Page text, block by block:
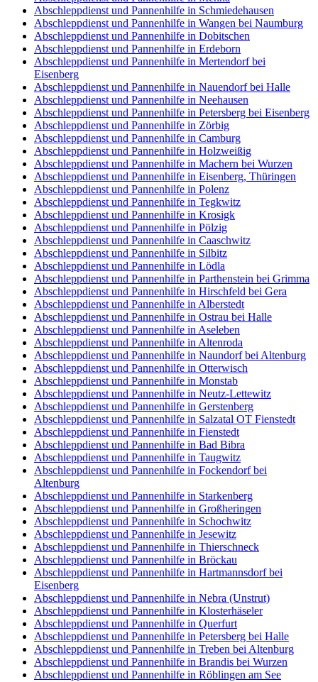
Abschleppdienst und Pannenhilfe in Schmiedehausen
Abschleppdienst und Pannenhilfe in Wangen bei Naumburg
Abschleppdienst und Pannenhilfe in Dobitschen
Abschleppdienst und Pannenhilfe in Erdeborn
Abschleppdienst und Pannenhilfe in Mertendorf bei
Eisenberg
Abschleppdienst und Pannenhilfe in Nauendorf bei Halle
Abschleppdienst und Pannenhilfe in Neehausen
Abschleppdienst und Pannenhilfe in Petersberg bei Eisenberg
Abschleppdienst und Pannenhilfe in Zörbig
Abschleppdienst und Pannenhilfe in Camburg
Abschleppdienst und Pannenhilfe in Holzweißig
Abschleppdienst und Pannenhilfe in Machern bei Wurzen
Abschleppdienst und Pannenhilfe in Eisenberg, Thüringen
Abschleppdienst und Pannenhilfe in Polenz
Abschleppdienst und Pannenhilfe in Tegkwitz
Abschleppdienst und Pannenhilfe in Krosigk
Abschleppdienst und Pannenhilfe in Pölzig
Abschleppdienst und Pannenhilfe in Caaschwitz
Abschleppdienst und Pannenhilfe in Silbitz
Abschleppdienst und Pannenhilfe in Lödla
Abschleppdienst und Pannenhilfe in Parthenstein bei Grimma
Abschleppdienst und Pannenhilfe in Hirschfeld bei Gera
Abschleppdienst und Pannenhilfe in Alberstedt
Abschleppdienst und Pannenhilfe in Ostrau bei Halle
Abschleppdienst und Pannenhilfe in Aseleben
Abschleppdienst und Pannenhilfe in Altenroda
Abschleppdienst und Pannenhilfe in Naundorf bei Altenburg
Abschleppdienst und Pannenhilfe in Otterwisch
Abschleppdienst und Pannenhilfe in Monstab
Abschleppdienst und Pannenhilfe in Neutz-Lettewitz
Abschleppdienst und Pannenhilfe in Gerstenberg
Abschleppdienst und Pannenhilfe in Salzatal OT Fienstedt
Abschleppdienst und Pannenhilfe in Fienstedt
Abschleppdienst und Pannenhilfe in Bad Bibra
Abschleppdienst und Pannenhilfe in Taugwitz
Abschleppdienst und Pannenhilfe in Fockendorf bei
Altenburg
Abschleppdienst und Pannenhilfe in Starkenberg
Abschleppdienst und Pannenhilfe in Großheringen
Abschleppdienst und Pannenhilfe in Schochwitz
Abschleppdienst und Pannenhilfe in Jesewitz
Abschleppdienst und Pannenhilfe in Thierschneck
Abschleppdienst und Pannenhilfe in Bröckau
Abschleppdienst und Pannenhilfe in Hartmannsdorf bei
Eisenberg
Abschleppdienst und Pannenhilfe in Nebra (Unstrut)
Abschleppdienst und Pannenhilfe in Klosterhäseler
Abschleppdienst und Pannenhilfe in Querfurt
Abschleppdienst und Pannenhilfe in Petersberg bei Halle
Abschleppdienst und Pannenhilfe in Treben bei Altenburg
Abschleppdienst und Pannenhilfe in Brandis bei Wurzen
Abschleppdienst und Pannenhilfe in Röblingen am See